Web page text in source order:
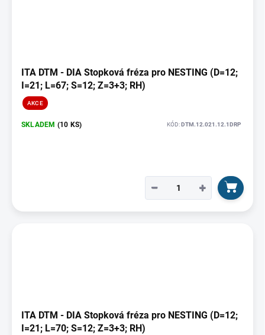
ITA DTM - DIA Stopková fréza pro NESTING (D=12;
I=21; L=67; S=12; Z=3+3; RH)
AKCE
SKLADEM (10 KS) KÓD:DTM.12.021.12.1DRP
+
−
ITA DTM - DIA Stopková fréza pro NESTING (D=12;
I=21; L=70; S=12; Z=3+3; RH)